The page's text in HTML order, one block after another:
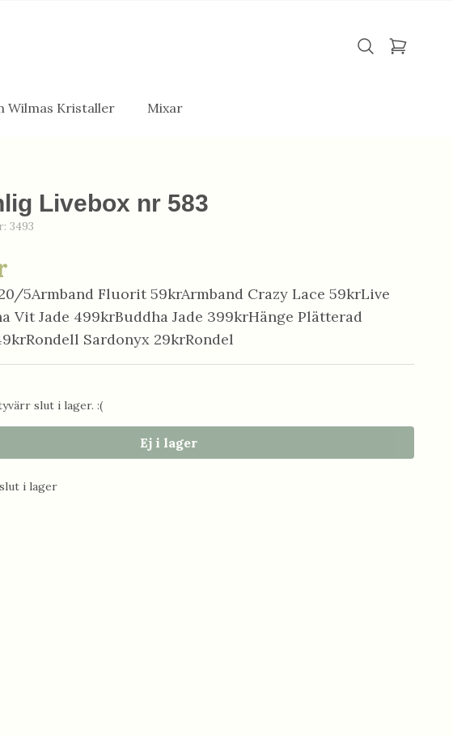
Wilmas Kristaller Mixar
Livebox nr 583
3493
5Armband Fluorit 59krArmband Crazy Lace 59krLive
Vit Jade 499krBuddha Jade 399krHänge Plätterad
Sardonyx 29krRondel
slut i lager. :(
Ej i lager
i lager